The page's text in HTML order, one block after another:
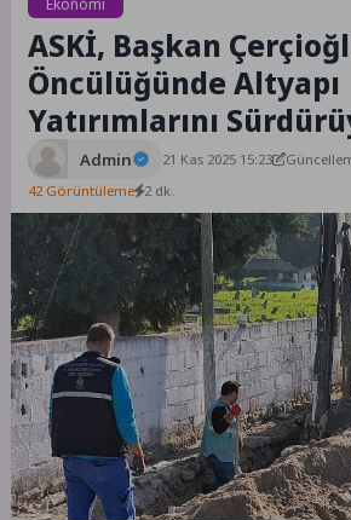
Ekonomi
ASKİ, Başkan
Öncülüğünde Altyapı
Yatırımlarını
Admin 21 Kas 2025 15:23
42 Görüntüleme 2 dk.